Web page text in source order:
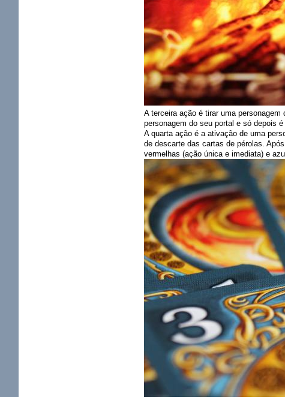
A terceira ação é tirar uma
personagem do seu portal e só depois
A quarta ação é a ativação de uma
de descarte das cartas de pérolas.
vermelhas (ação única e imediata) e